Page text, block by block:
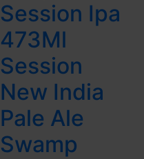
Session Ipa
473Ml
Session
New India
Pale Ale
Swamp